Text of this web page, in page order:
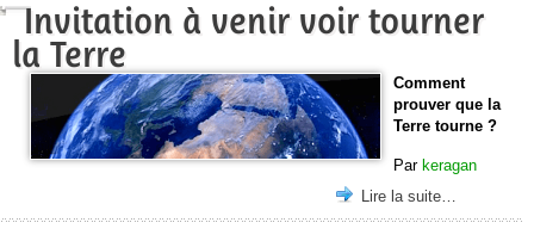
Invitation à venir voir tourner
la Terre
Comment
prouver que la
Terre tourne ?
Par keragan
Lire la suite…